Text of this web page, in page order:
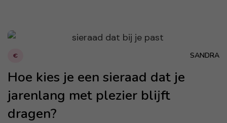
€ SANDRA
Hoe kies je een sieraad dat je
jarenlang met plezier blijft
dragen?